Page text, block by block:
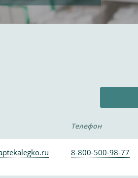
Телефон
8-800-500-98-77